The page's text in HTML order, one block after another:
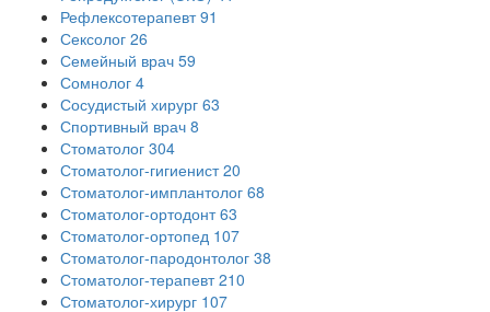
Рефлексотерапевт 91
Сексолог 26
Семейный врач 59
Сомнолог 4
Сосудистый хирург 63
Спортивный врач 8
Стоматолог 304
Стоматолог-гигиенист 20
Стоматолог-имплантолог 68
Стоматолог-ортодонт 63
Стоматолог-ортопед 107
Стоматолог-пародонтолог 38
Стоматолог-терапевт 210
Стоматолог-хирург 107